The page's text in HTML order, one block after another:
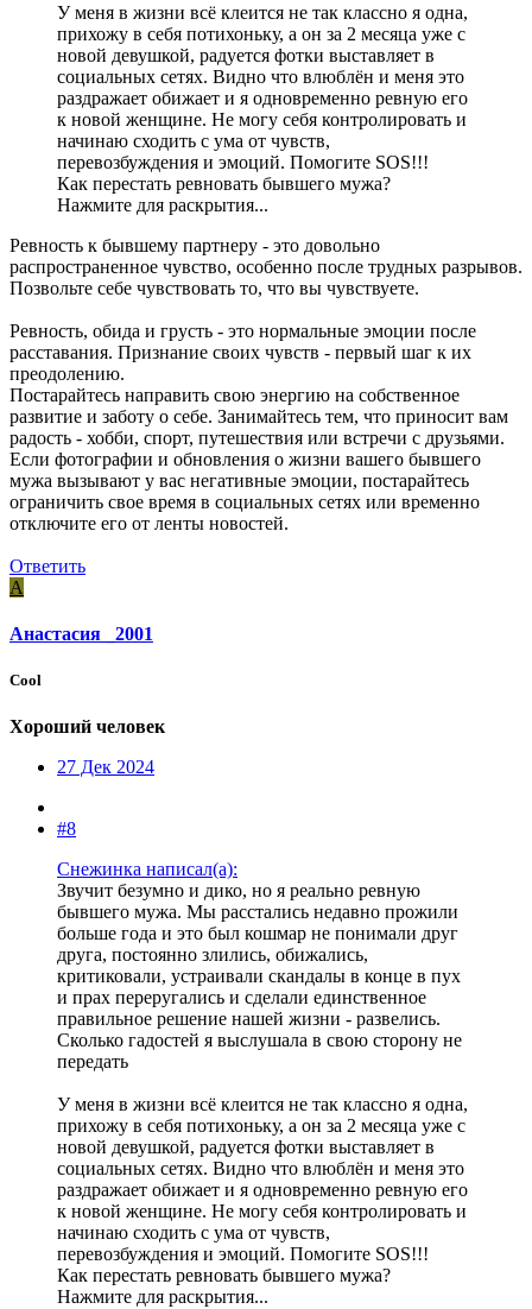
У меня в жизни всё клеится не так классно я одна,
прихожу в себя потихоньку, а он за 2 месяца уже с
новой девушкой, радуется фотки выставляет в
социальных сетях. Видно что влюблён и меня это
раздражает обижает и я одновременно ревную его
к новой женщине. Не могу себя контролировать и
начинаю сходить с ума от чувств,
перевозбуждения и эмоций. Помогите SOS!!!
Как перестать ревновать бывшего мужа?
Нажмите для раскрытия...
Ревность к бывшему партнеру - это довольно
распространенное чувство, особенно после трудных разрывов.
Позвольте себе чувствовать то, что вы чувствуете.
Ревность, обида и грусть - это нормальные эмоции после
расставания. Признание своих чувств - первый шаг к их
преодолению.
Постарайтесь направить свою энергию на собственное
развитие и заботу о себе. Занимайтесь тем, что приносит вам
радость - хобби, спорт, путешествия или встречи с друзьями.
Если фотографии и обновления о жизни вашего бывшего
мужа вызывают у вас негативные эмоции, постарайтесь
ограничить свое время в социальных сетях или временно
отключите его от ленты новостей.
Ответить
А
Анастасия _2001
Cool
Хороший человек
27 Дек 2024
#8
Снежинка написал(а):
Звучит безумно и дико, но я реально ревную
бывшего мужа. Мы расстались недавно прожили
больше года и это был кошмар не понимали друг
друга, постоянно злились, обижались,
критиковали, устраивали скандалы в конце в пух
и прах переругались и сделали единственное
правильное решение нашей жизни - развелись.
Сколько гадостей я выслушала в свою сторону не
передать
У меня в жизни всё клеится не так классно я одна,
прихожу в себя потихоньку, а он за 2 месяца уже с
новой девушкой, радуется фотки выставляет в
социальных сетях. Видно что влюблён и меня это
раздражает обижает и я одновременно ревную его
к новой женщине. Не могу себя контролировать и
начинаю сходить с ума от чувств,
перевозбуждения и эмоций. Помогите SOS!!!
Как перестать ревновать бывшего мужа?
Нажмите для раскрытия...